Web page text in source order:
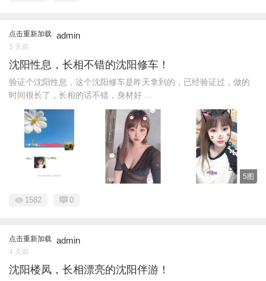
点击重新加载 admin
3 天前
沈阳性息，长相不错的沈阳修车！
验证个沈阳性息，这个沈阳修车是昨天拿到的，已经验证过，做的
时间很长了，长相的话不错，身材好 ...
5图
1582 0
点击重新加载 admin
4 天前
沈阳楼凤，长相漂亮的沈阳伴游！